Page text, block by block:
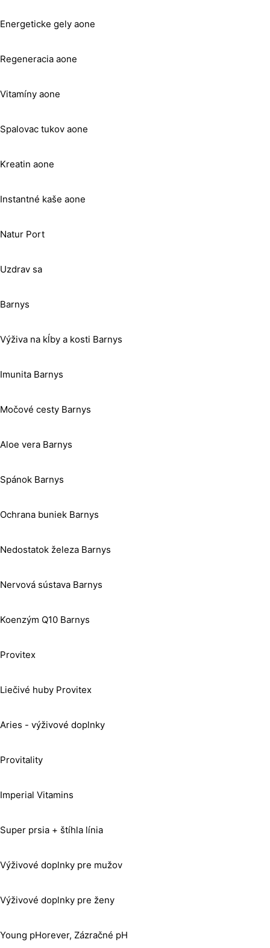
Energeticke gely aone
Regeneracia aone
Vitamíny aone
Spalovac tukov aone
Kreatin aone
Instantné kaše aone
Natur Port
Uzdrav sa
Barnys
Výživa na kĺby a kosti Barnys
Imunita Barnys
Močové cesty Barnys
Aloe vera Barnys
Spánok Barnys
Ochrana buniek Barnys
Nedostatok železa Barnys
Nervová sústava Barnys
Koenzým Q10 Barnys
Provitex
Liečivé huby Provitex
Aries - výživové doplnky
Provitality
Imperial Vitamins
Super prsia + štíhla línia
Výživové doplnky pre mužov
Výživové doplnky pre ženy
Young pHorever, Zázračné pH